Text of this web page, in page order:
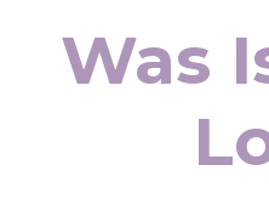
Was